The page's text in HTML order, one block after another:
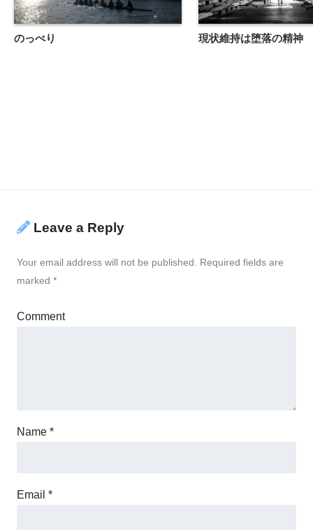
のっぺり 現状維持は堕落の精神
Leave a Reply
Your email address will not be published. Required fields are
marked *
Comment
Name *
Email *